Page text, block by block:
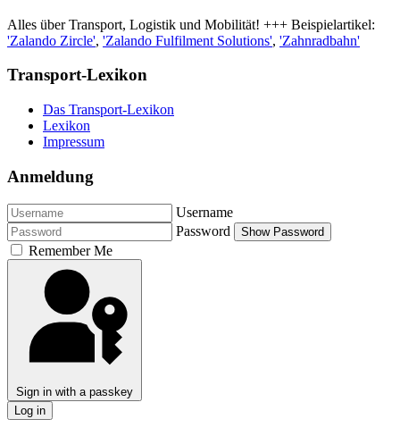
Alles über Transport, Logistik und Mobilität! +++ Beispielartikel:
'Zalando Zircle', 'Zalando Fulfilment Solutions', 'Zahnradbahn'
Transport-Lexikon
Das Transport-Lexikon
Lexikon
Impressum
Anmeldung
Username
Password
Show Password
Remember Me
Sign in with a passkey
Log in